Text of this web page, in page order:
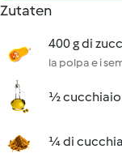
Zutaten
400 g di
la polpa e i
½ cucchiaio
¼ di